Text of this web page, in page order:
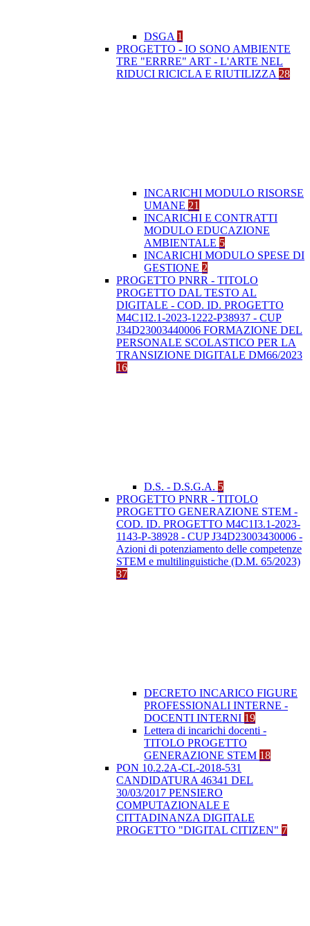
DSGA 1
PROGETTO - IO SONO AMBIENTE
TRE "ERRRE" ART - L'ARTE NEL
RIDUCI RICICLA E RIUTILIZZA 28
INCARICHI MODULO RISORSE
UMANE 21
INCARICHI E CONTRATTI
MODULO EDUCAZIONE
AMBIENTALE 5
INCARICHI MODULO SPESE DI
GESTIONE 2
PROGETTO PNRR - TITOLO
PROGETTO DAL TESTO AL
DIGITALE - COD. ID. PROGETTO
M4C1I2.1-2023-1222-P38937 - CUP
J34D23003440006 FORMAZIONE DEL
PERSONALE SCOLASTICO PER LA
TRANSIZIONE DIGITALE DM66/2023
16
D.S. - D.S.G.A. 5
PROGETTO PNRR - TITOLO
PROGETTO GENERAZIONE STEM -
COD. ID. PROGETTO M4C1I3.1-2023-
1143-P-38928 - CUP J34D23003430006 -
Azioni di potenziamento delle competenze
STEM e multilinguistiche (D.M. 65/2023)
37
DECRETO INCARICO FIGURE
PROFESSIONALI INTERNE -
DOCENTI INTERNI 19
Lettera di incarichi docenti -
TITOLO PROGETTO
GENERAZIONE STEM 18
PON 10.2.2A-CL-2018-531
CANDIDATURA 46341 DEL
30/03/2017 PENSIERO
COMPUTAZIONALE E
CITTADINANZA DIGITALE
PROGETTO "DIGITAL CITIZEN" 7